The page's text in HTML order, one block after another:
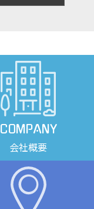
COMPANY
会社概要